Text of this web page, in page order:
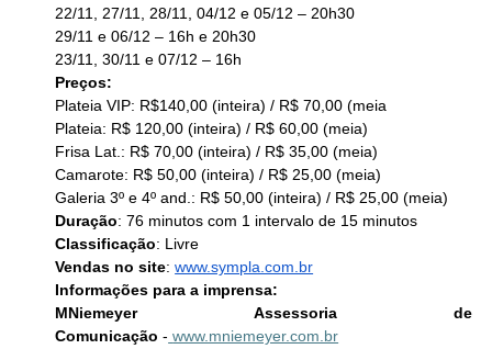
22/11, 27/11, 28/11, 04/12 e 05/12 – 20h30
29/11 e 06/12 – 16h e 20h30
23/11, 30/11 e 07/12 – 16h
Preços:
Plateia VIP: R$140,00 (inteira) / R$ 70,00 (meia
Plateia: R$ 120,00 (inteira) / R$ 60,00 (meia)
Frisa Lat.: R$ 70,00 (inteira) / R$ 35,00 (meia)
Camarote: R$ 50,00 (inteira) / R$ 25,00 (meia)
Galeria 3º e 4º and.: R$ 50,00 (inteira) / R$ 25,00 (meia)
Duração: 76 minutos com 1 intervalo de 15 minutos
Classificação: Livre
Vendas no site: www.sympla.com.br
Informações para a imprensa:
MNiemeyer Assessoria de
Comunicação - www.mniemeyer.com.br